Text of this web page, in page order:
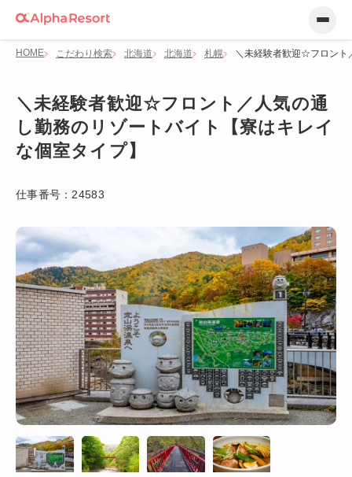
HOME こだわり検索 北海道 北海道 札幌 ＼未経験者歓迎☆フロント
＼未経験者歓迎☆フロント／人気の通
し勤務のリゾートバイト【寮はキレイ
な個室タイプ】
仕事番号： 24583